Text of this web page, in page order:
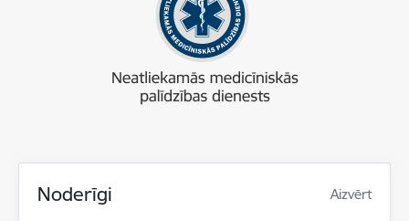
Noderīgi Aizvērt